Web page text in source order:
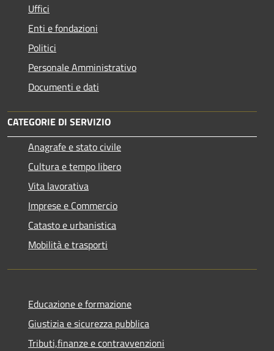
Uffici
Enti e fondazioni
Politici
Personale Amministrativo
Documenti e dati
CATEGORIE DI SERVIZIO
Anagrafe e stato civile
Cultura e tempo libero
Vita lavorativa
Imprese e Commercio
Catasto e urbanistica
Mobilità e trasporti
Educazione e formazione
Giustizia e sicurezza pubblica
Tributi,finanze e contravvenzioni